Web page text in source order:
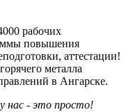
рабочих
повышения
аттестации!
металла
в Ангарске.
нас - это просто!